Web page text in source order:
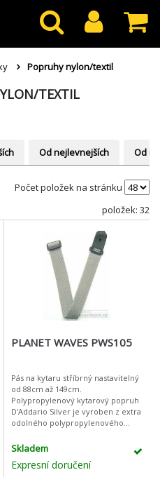
Popruhy nylon/textil
TEXTIL
Od nejlevnejších Od
Počet položek na stránku
položek: 32
PLANET WAVES PWS105
Pás na kytaru stříbrný nastavitelný
od 88cm až 149cm.
Polypropylenový kytarový popruh
D'Addario Silver je vyroben z extra
odolného polypropylenového
vydržel mnohem déle než běžné
Skladem
Expresní doručení